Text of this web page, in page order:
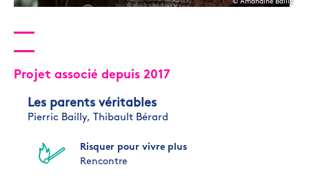
Projet associé depuis 2017
Les parents véritables
Pierric Bailly, Thibault Bérard
Risquer pour vivre plus
Rencontre